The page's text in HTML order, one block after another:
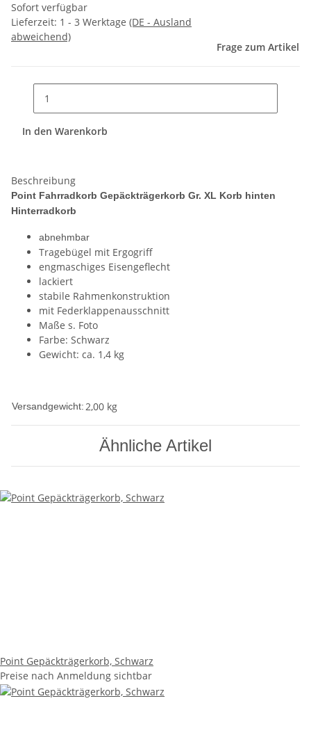
Sofort verfügbar
Lieferzeit: 1 - 3 Werktage (DE - Ausland
abweichend)
Frage zum Artikel
In den Warenkorb
Beschreibung
Point Fahrradkorb Gepäckträgerkorb Gr. XL Korb hinten
Hinterradkorb
abnehmbar
Tragebügel mit Ergogriff
engmaschiges Eisengeflecht
lackiert
stabile Rahmenkonstruktion
mit Federklappenausschnitt
Maße s. Foto
Farbe: Schwarz
Gewicht: ca. 1,4 kg
Versandgewicht:2,00 kg
Ähnliche Artikel
Point Gepäckträgerkorb, Schwarz
Preise nach Anmeldung sichtbar